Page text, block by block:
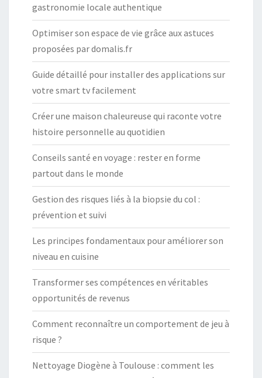
gastronomie locale authentique
Optimiser son espace de vie grâce aux astuces
proposées par domalis.fr
Guide détaillé pour installer des applications sur
votre smart tv facilement
Créer une maison chaleureuse qui raconte votre
histoire personnelle au quotidien
Conseils santé en voyage : rester en forme
partout dans le monde
Gestion des risques liés à la biopsie du col :
prévention et suivi
Les principes fondamentaux pour améliorer son
niveau en cuisine
Transformer ses compétences en véritables
opportunités de revenus
Comment reconnaître un comportement de jeu à
risque ?
Nettoyage Diogène à Toulouse : comment les